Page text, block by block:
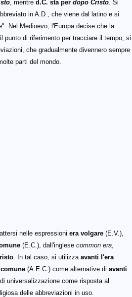
, mentre d.C. sta per dopo Cristo. Si
in A.D., che viene dal latino e si
". Nel Medioevo, l'Europa decise che la
punto di riferimento per tracciare il tempo; si
che gradualmente divennero sempre
parti del mondo.
nelle espressioni era volgare (E.V.),
(E.C.), dall'inglese common era,
. In tal caso, si utilizza avanti l'era
(A.E.C.) come alternative di avanti
universalizzazione come risposta al
delle abbreviazioni in uso.